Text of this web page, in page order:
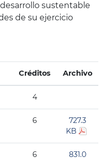
sustentable
de su ejercicio
Créditos Archivo
4
6
727.3
KB
6
831.0